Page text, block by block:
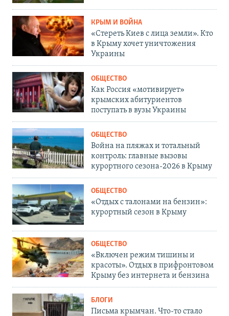
КРЫМ И ВОЙНА
«Стереть Киев с лица земли». Кто
в Крыму хочет уничтожения
Украины
ОБЩЕСТВО
Как Россия «мотивирует»
крымских абитуриентов
поступать в вузы Украины
ОБЩЕСТВО
Война на пляжах и тотальный
контроль: главные вызовы
курортного сезона-2026 в Крыму
ОБЩЕСТВО
«Отдых с талонами на бензин»:
курортный сезон в Крыму
ОБЩЕСТВО
«Включен режим тишины и
красоты». Отдых в прифронтовом
Крыму без интернета и бензина
БЛОГИ
Письма крымчан. Что-то стало